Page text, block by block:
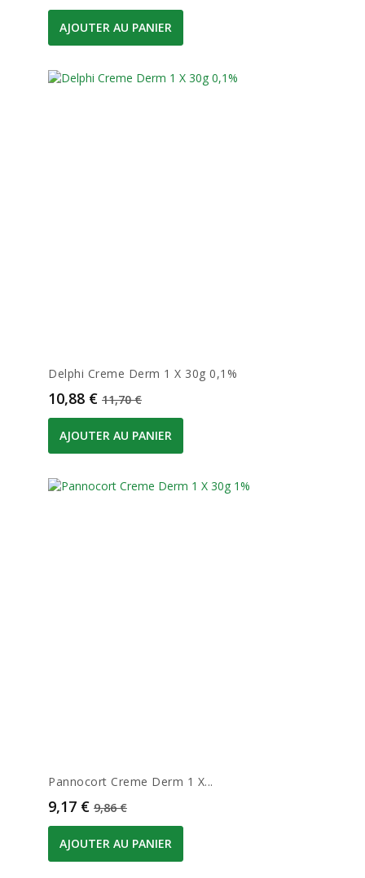
AJOUTER AU PANIER
Delphi Creme Derm 1 X 30g 0,1%
Prix
10,88 € Prix de base
11,70 €
AJOUTER AU PANIER
Pannocort Creme Derm 1 X...
Prix
9,17 € Prix de base
9,86 €
AJOUTER AU PANIER